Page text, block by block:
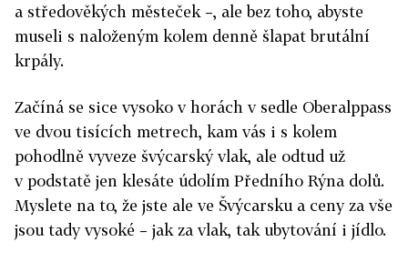
a středověkých městeček –, ale bez toho, abyste
museli s naloženým kolem denně šlapat brutální
krpály.
Začíná se sice vysoko v horách v sedle Oberalppass
ve dvou tisících metrech, kam vás i s kolem
pohodlně vyveze švýcarský vlak, ale odtud už
v podstatě jen klesáte údolím Předního Rýna dolů.
Myslete na to, že jste ale ve Švýcarsku a ceny za vše
jsou tady vysoké – jak za vlak, tak ubytování i jídlo.